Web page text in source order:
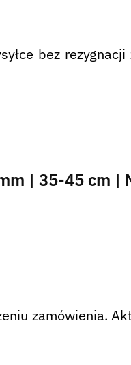
bez
| 35-45 cm |
zamówienia.